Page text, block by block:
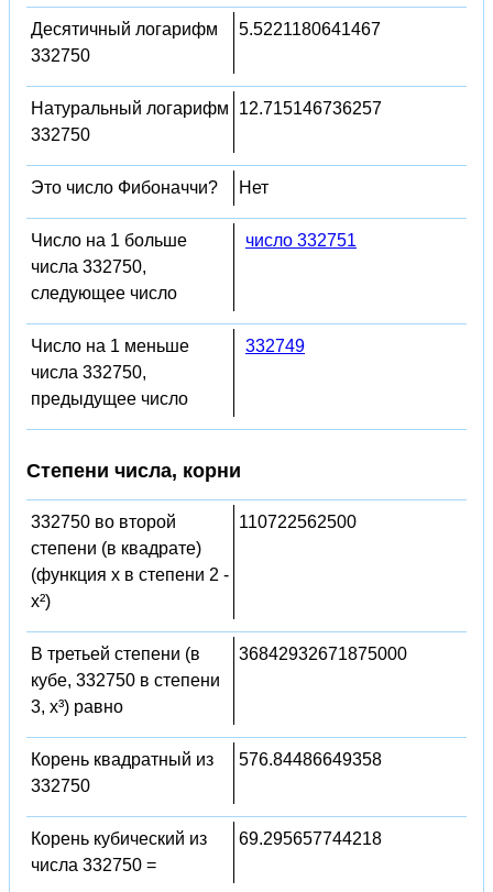
Десятичный логарифм
332750
5.5221180641467
Натуральный логарифм
332750
12.715146736257
Это число Фибоначчи? Нет
Число на 1 больше
числа 332750,
следующее число
число 332751
Число на 1 меньше
числа 332750,
предыдущее число
332749
Степени числа, корни
332750 во второй
степени (в квадрате)
(функция x в степени 2 -
x²)
110722562500
В третьей степени (в
кубе, 332750 в степени
3, x³) равно
36842932671875000
Корень квадратный из
332750
576.84486649358
Корень кубический из
числа 332750 =
69.295657744218